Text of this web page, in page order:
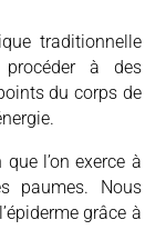
traditionnelle
à des
du corps de
l’on exerce à
paumes. Nous
grâce à